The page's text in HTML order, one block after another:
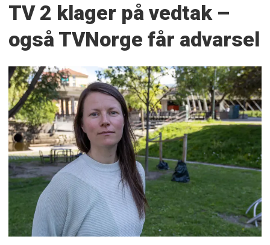
TV 2 klager på vedtak –
også TVNorge får advarsel